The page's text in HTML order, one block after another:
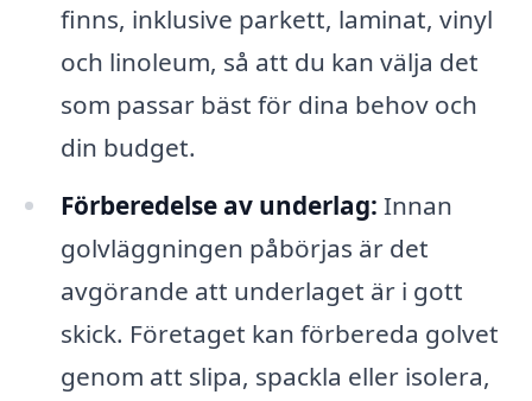
finns, inklusive parkett, laminat, vinyl
och linoleum, så att du kan välja det
som passar bäst för dina behov och
din budget.
Förberedelse av underlag: Innan
golvläggningen påbörjas är det
avgörande att underlaget är i gott
skick. Företaget kan förbereda golvet
genom att slipa, spackla eller isolera,